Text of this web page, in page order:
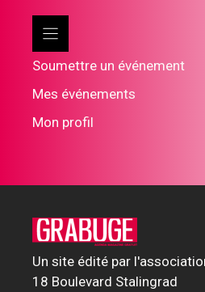
Soumettre un événement
Mes événements
Mon profil
Un site édité par
18 Boulevard Stalingrad